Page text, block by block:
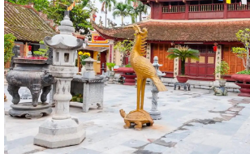
Nghị quyết 33/NQ-HĐND, ngày 28/7/2026 của
thông qua điều chỉnh, bổ sung danh...
Nghị quyết số 32/NQ-HĐND, ngày 28/7/2026
việc điều chỉnh, bổ sung kế hoạch...
Nghị quyết số 30/NQ-HĐND, ngày 28/7/2026
chất vấn tại kỳ họp thứ 3 (kỳ họp...